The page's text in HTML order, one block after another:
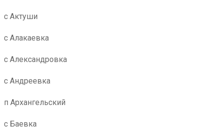
с Актуши
с Алакаевка
с Александровка
с Андреевка
п Архангельский
с Баевка